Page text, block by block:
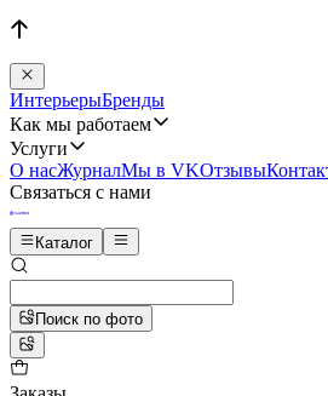
ИнтерьерыБренды
Как мы работаем
Услуги
О насЖурналМы в VKОтзывы
Связаться с нами
Каталог
Поиск по фото